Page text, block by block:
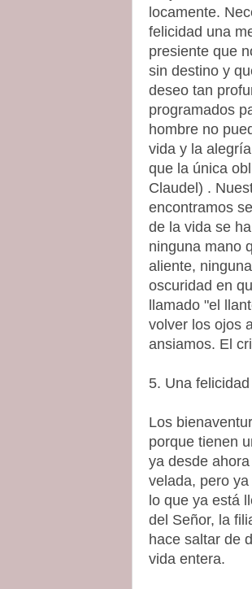
locamente.
felicidad una
presiente que
sin destino y
deseo tan
programados
hombre no
vida y la
que la única
Claudel) .
encontramos
de la vida se
ninguna mano
aliente,
oscuridad en
llamado "el
volver los ojos
ansiamos. El
5. Una
Los
porque tienen
ya desde
velada, pero
lo que ya está
del Señor, la
hace saltar de
vida entera.